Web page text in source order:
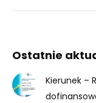
Ostatnie
Kierunek –